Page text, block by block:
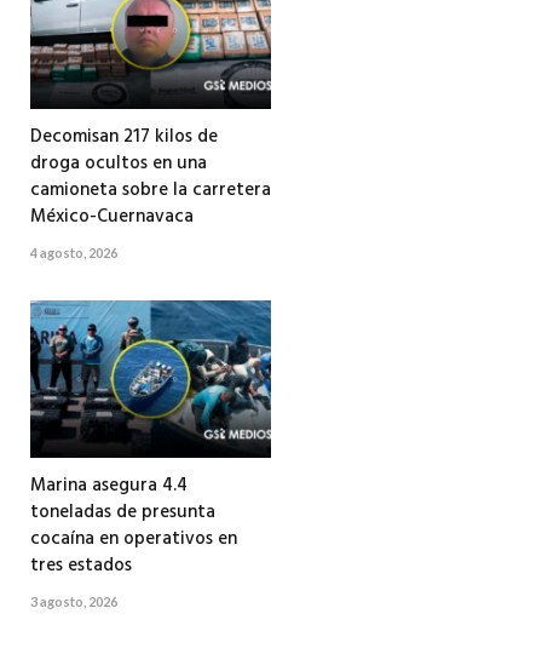
Decomisan 217 kilos de
droga ocultos en una
camioneta sobre la carretera
México-Cuernavaca
4 agosto, 2026
Marina asegura 4.4
toneladas de presunta
cocaína en operativos en
tres estados
3 agosto, 2026